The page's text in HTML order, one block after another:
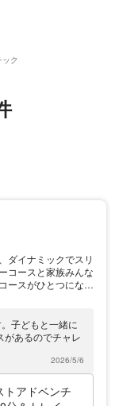
ク
ダイナミックでスリ
コースと家族みんな
ースがひとつになっ
15本。 時間内遊び
イトを何度でも遊べ
まから大人まで幅広
ただけます。
子どもと一緒に
があるのでチャレ
2026/5/6
トアドベンチ